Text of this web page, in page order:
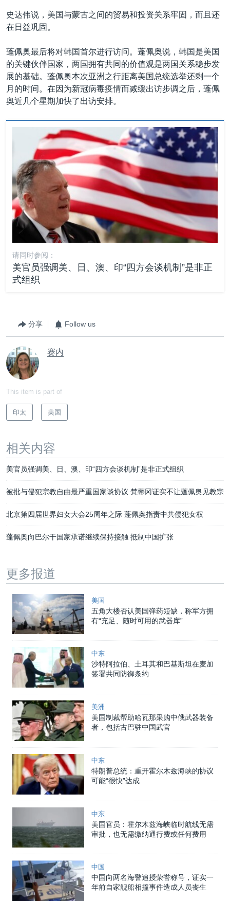
史达伟说，美国与蒙古之间的贸易和投资关系牢固，而且还
在日益巩固。
蓬佩奥最后将对韩国首尔进行访问。蓬佩奥说，韩国是美国
的关键伙伴国家，两国拥有共同的价值观是两国关系稳步发
展的基础。蓬佩奥本次亚洲之行距离美国总统选举还剩一个
月的时间。在因为新冠病毒疫情而减缓出访步调之后，蓬佩
奥近几个星期加快了出访安排。
请同时参阅：
美官员强调美、日、澳、印“四方会谈机制”是非正
式组织
分享 Follow us
赛内
This item is part of
印太 美国
相关内容
美官员强调美、日、澳、印“四方会谈机制”是非正式组织
被批与侵犯宗教自由最严重国家谈协议 梵蒂冈证实不让蓬佩奥见教宗
北京第四届世界妇女大会25周年之际 蓬佩奥指责中共侵犯女权
蓬佩奥向巴尔干国家承诺继续保持接触 抵制中国扩张
更多报道
美国
五角大楼否认美国弹药短缺，称军方拥
有“充足、随时可用的武器库”
中东
沙特阿拉伯、土耳其和巴基斯坦在麦加
签署共同防御条约
美洲
美国制裁帮助哈瓦那采购中俄武器装备
者，包括古巴驻中国武官
中东
特朗普总统：重开霍尔木兹海峡的协议
可能“很快”达成
中东
美国官员：霍尔木兹海峡临时航线无需
审批，也无需缴纳通行费或任何费用
中国
中国向两名海警追授荣誉称号，证实一
年前自家舰船相撞事件造成人员丧生